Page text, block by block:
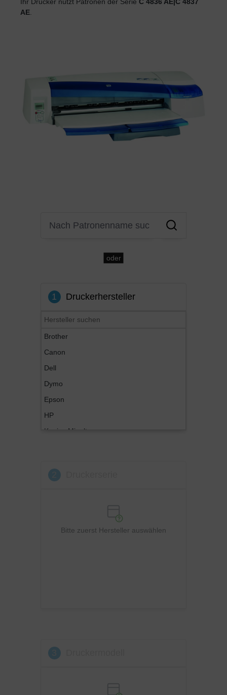
AE
oder
1 Druckerhersteller
Brother
Canon
Dell
Dymo
Epson
HP
Konica Minolta
OKI
Bitte zuerst Hersteller auswählen